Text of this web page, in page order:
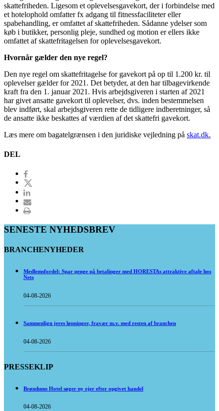
skattefriheden. Ligesom et oplevelsesgavekort, der i forbindelse med
et hotelophold omfatter fx adgang til fitnessfaciliteter eller
spabehandling, er omfattet af skattefriheden. Sådanne ydelser som
køb i butikker, personlig pleje, sundhed og motion er ellers ikke
omfattet af skattefritagelsen for oplevelsesgavekort.
Hvornår gælder den nye regel?
Den nye regel om skattefritagelse for gavekort på op til 1.200 kr. til
oplevelser gælder for 2021. Det betyder, at den har tilbagevirkende
kraft fra den 1. januar 2021. Hvis arbejdsgiveren i starten af 2021
har givet ansatte gavekort til oplevelser, dvs. inden bestemmelsen
blev indført, skal arbejdsgiveren rette de tidligere indberetninger, så
de ansatte ikke beskattes af værdien af det skattefri gavekort.
Læs mere om bagatelgrænsen i den juridiske vejledning på skat.dk.
DEL
SENESTE NYHEDSBREV
BRANCHENYHEDER
Medlemsfordel: Spar penge på betalinger med HORESTAs attraktive aftale hos
Nets
04-08-2026
Sammenlign jeres lønninger, fravær m.v. med resten af branchen
04-08-2026
PRESSEKLIP
Brøndums Hotel søger ny ejer efter opgivet handel
04-08-2026